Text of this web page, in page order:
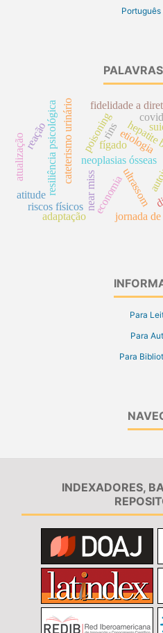
Português
neoplasias ósseas
poisoning
ultrassom
cateterismo urinário
near miss
fidelidade a
jornada
resiliência psicológica
riscos físicos economia
reação fígado
rins
adaptação
atualização
atitude
etiologia
Para
Para
Para
INDEXADORES,